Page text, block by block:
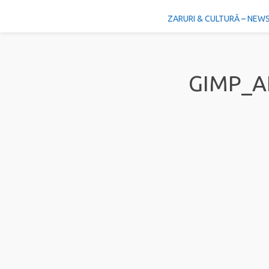
ZARURI & CULTURĂ –